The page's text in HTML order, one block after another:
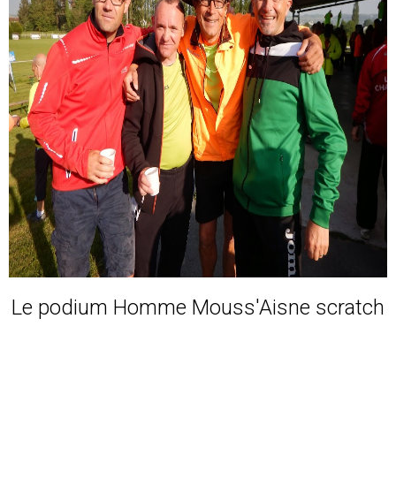
Le podium Homme Mouss'Aisne scratch